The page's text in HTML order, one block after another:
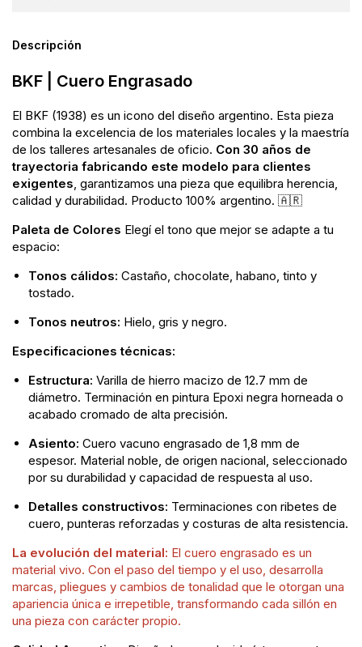
Descripción
BKF | Cuero Engrasado
El BKF (1938) es un icono del diseño argentino. Esta pieza
combina la excelencia de los materiales locales y la maestría
de los talleres artesanales de oficio. Con 30 años de
trayectoria fabricando este modelo para clientes
exigentes, garantizamos una pieza que equilibra herencia,
calidad y durabilidad. Producto 100% argentino. 🇦🇷
Paleta de Colores Elegí el tono que mejor se adapte a tu
espacio:
Tonos cálidos: Castaño, chocolate, habano, tinto y
tostado.
Tonos neutros: Hielo, gris y negro.
Especificaciones técnicas:
Estructura: Varilla de hierro macizo de 12.7 mm de
diámetro. Terminación en pintura Epoxi negra horneada o
acabado cromado de alta precisión.
Asiento: Cuero vacuno engrasado de 1,8 mm de
espesor. Material noble, de origen nacional, seleccionado
por su durabilidad y capacidad de respuesta al uso.
Detalles constructivos: Terminaciones con ribetes de
cuero, punteras reforzadas y costuras de alta resistencia.
La evolución del material: El cuero engrasado es un
material vivo. Con el paso del tiempo y el uso, desarrolla
marcas, pliegues y cambios de tonalidad que le otorgan una
apariencia única e irrepetible, transformando cada sillón en
una pieza con carácter propio.